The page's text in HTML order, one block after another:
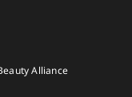
Alliance